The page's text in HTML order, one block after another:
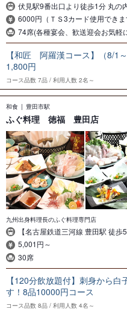
伏見駅9番出口より徒歩1分 丸の
6000円（ＴＳ3カード使用でき
74席(各種宴会、歓送迎会お気軽
【和匠 阿羅漢コース】（8/1
1,800円
コース品数 7品 利用人数 2名～
和食 豊田市駅
ふぐ料理 徳福 豊田店
九州出身料理長のふぐ料理専門店
【名古屋鉄道三河線 豊田駅 徒歩5
5,001円～
30席
【120分飲放題付】刺身から
す！8品10000円コース
コース品数 8品 利用人数 4名～